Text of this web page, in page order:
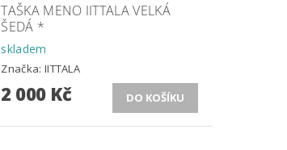
TAŠKA MENO IITTALA VELKÁ
ŠEDÁ *
skladem
Značka: IITTALA
2 000 Kč